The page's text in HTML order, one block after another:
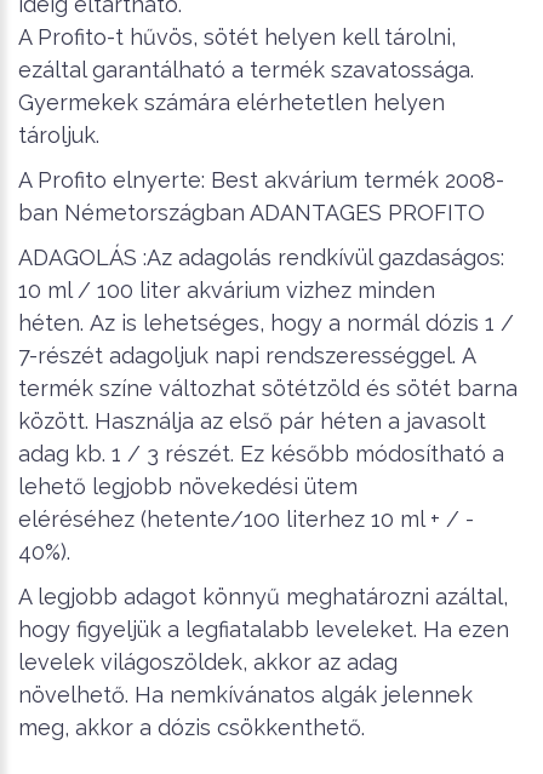
A Profito-t hűvös, sötét helyen kell tárolni,
ezáltal garantálható a termék szavatossága.
Gyermekek számára elérhetetlen helyen
tároljuk.
A Profito elnyerte: Best akvárium termék 2008-
ban Németországban ADANTAGES PROFITO
ADAGOLÁS :Az adagolás rendkívül gazdaságos:
10 ml / 100 liter akvárium vizhez minden
héten. Az is lehetséges, hogy a normál dózis 1 /
7-részét adagoljuk napi rendszerességgel. A
termék színe változhat sötétzöld és sötét barna
között. Használja az első pár héten a javasolt
adag kb. 1 / 3 részét. Ez később módosítható a
lehető legjobb növekedési ütem
eléréséhez (hetente/100 literhez 10 ml + / -
40%).
A legjobb adagot könnyű meghatározni azáltal,
hogy figyeljük a legfiatalabb leveleket. Ha ezen
levelek világoszöldek, akkor az adag
növelhető. Ha nemkívánatos algák jelennek
meg, akkor a dózis csökkenthető.